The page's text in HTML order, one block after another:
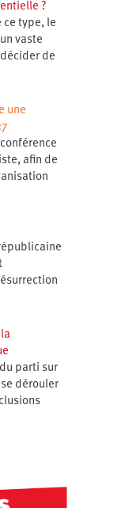
?
ce type, le
vaste
de
une
afin de
parti sur
dérouler